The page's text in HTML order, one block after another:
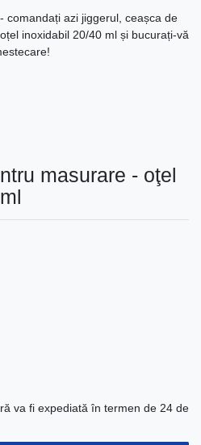
comandați azi jiggerul, ceașca de
inoxidabil 20/40 ml și bucurați-vă
masurare - oţel
va fi expediată în termen de 24 de